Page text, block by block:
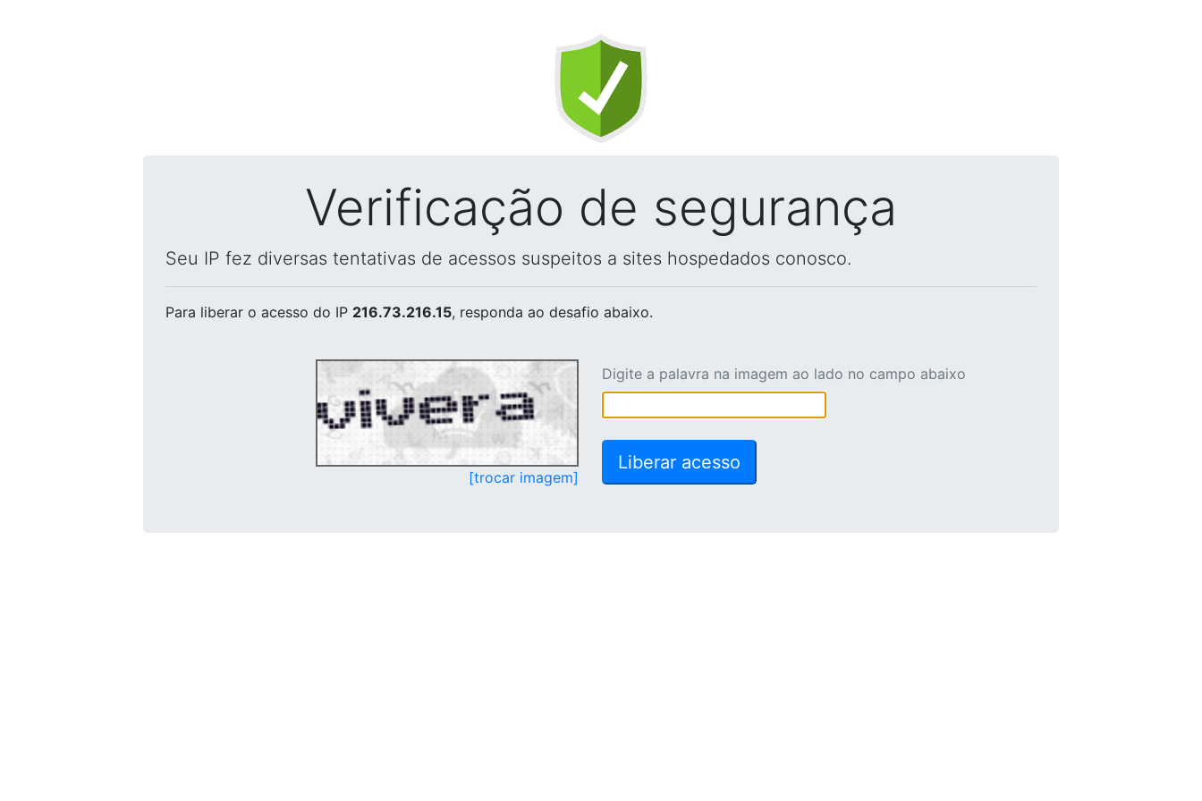
Verificação de segurança
Seu IP fez diversas tentativas de acessos suspeitos a sites hospedados conosco.
Para liberar o acesso do IP 216.73.216.15, responda ao desafio abaixo.
[trocar imagem]
Digite a palavra na imagem ao lado no campo abaixo